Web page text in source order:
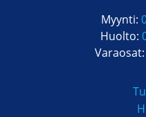
Myynti:
Huolto:
Varaosat: